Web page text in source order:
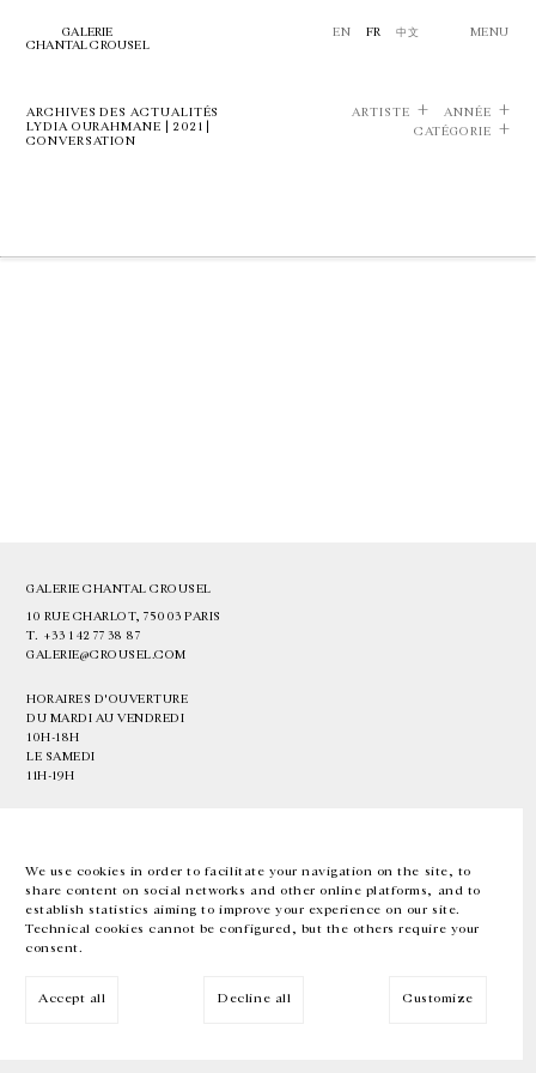
We use cookies in order to facilitate your navigation on the site, to
share content on social networks and other online platforms, and to
establish statistics aiming to improve your experience on our site.
Technical cookies cannot be configured, but the others require your
consent.
Accept all Decline all Customize
GALERIE
CHANTAL CROUSEL
EN FR 中文 MENU
ARCHIVES DES ACTUALITÉS
LYDIA OURAHMANE | 2021 |
CONVERSATION
ARTISTE
ANNÉE
CATÉGORIE
GALERIE CHANTAL CROUSEL
10 RUE CHARLOT, 75003 PARIS
T. +33 1 42 77 38 87
GALERIE@CROUSEL.COM
HORAIRES D'OUVERTURE
DU MARDI AU VENDREDI
10H-18H
LE SAMEDI
11H-19H
EN FR 中文 Facebook Instagram
Inscrivez-vous à notre newsletter